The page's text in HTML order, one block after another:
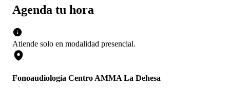
Agenda tu hora
Atiende solo en modalidad presencial.
Fonoaudiología Centro AMMA La Dehesa